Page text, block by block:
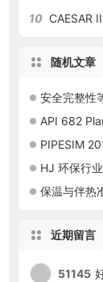
10 CAESAR II管道应力
随机文章
安全完整性
API 682
PIPESIM
HJ 环保行
保温与伴热
近期留言
51145